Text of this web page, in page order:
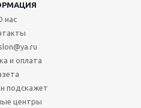
нас
и оплата
подскажет
центры